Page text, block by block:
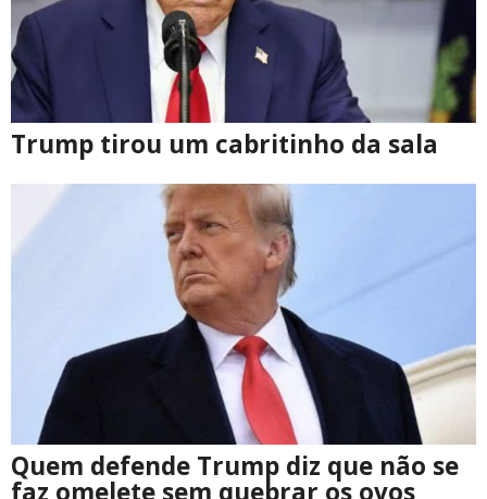
Trump tirou um cabritinho da sala
Quem defende Trump diz que não se